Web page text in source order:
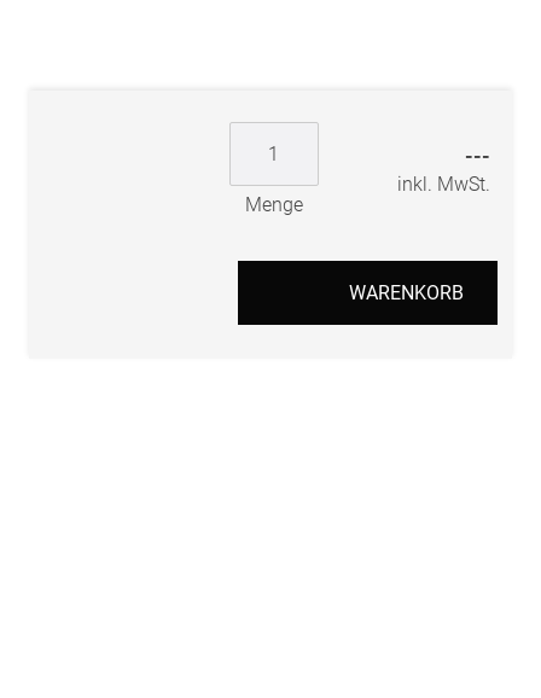
Menge
---
inkl. MwSt.
WARENKORB